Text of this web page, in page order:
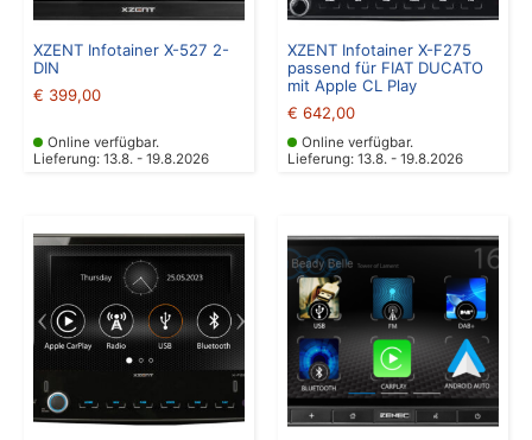
XZENT Infotainer X-527 2-
DIN
€ 399,00
Online verfügbar.
Lieferung: 13.8. - 19.8.2026
XZENT Infotainer X-F275
passend für FIAT DUCATO
mit Apple CL Play
€ 642,00
Online verfügbar.
Lieferung: 13.8. - 19.8.2026